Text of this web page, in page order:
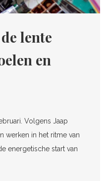
lente
en
Volgens Jaap
werken in het ritme van
energetische start van